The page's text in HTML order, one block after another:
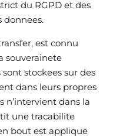
du RGPD et des
donnees.
est connu
souverainete
stockees sur des
dans leurs propres
n’intervient dans la
une tracabilite
bout est applique